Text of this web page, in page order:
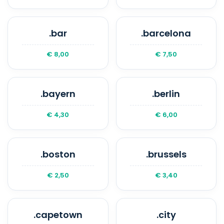
.bar
€ 8,00
.barcelona
€ 7,50
.bayern
€ 4,30
.berlin
€ 6,00
.boston
€ 2,50
.brussels
€ 3,40
.capetown .city